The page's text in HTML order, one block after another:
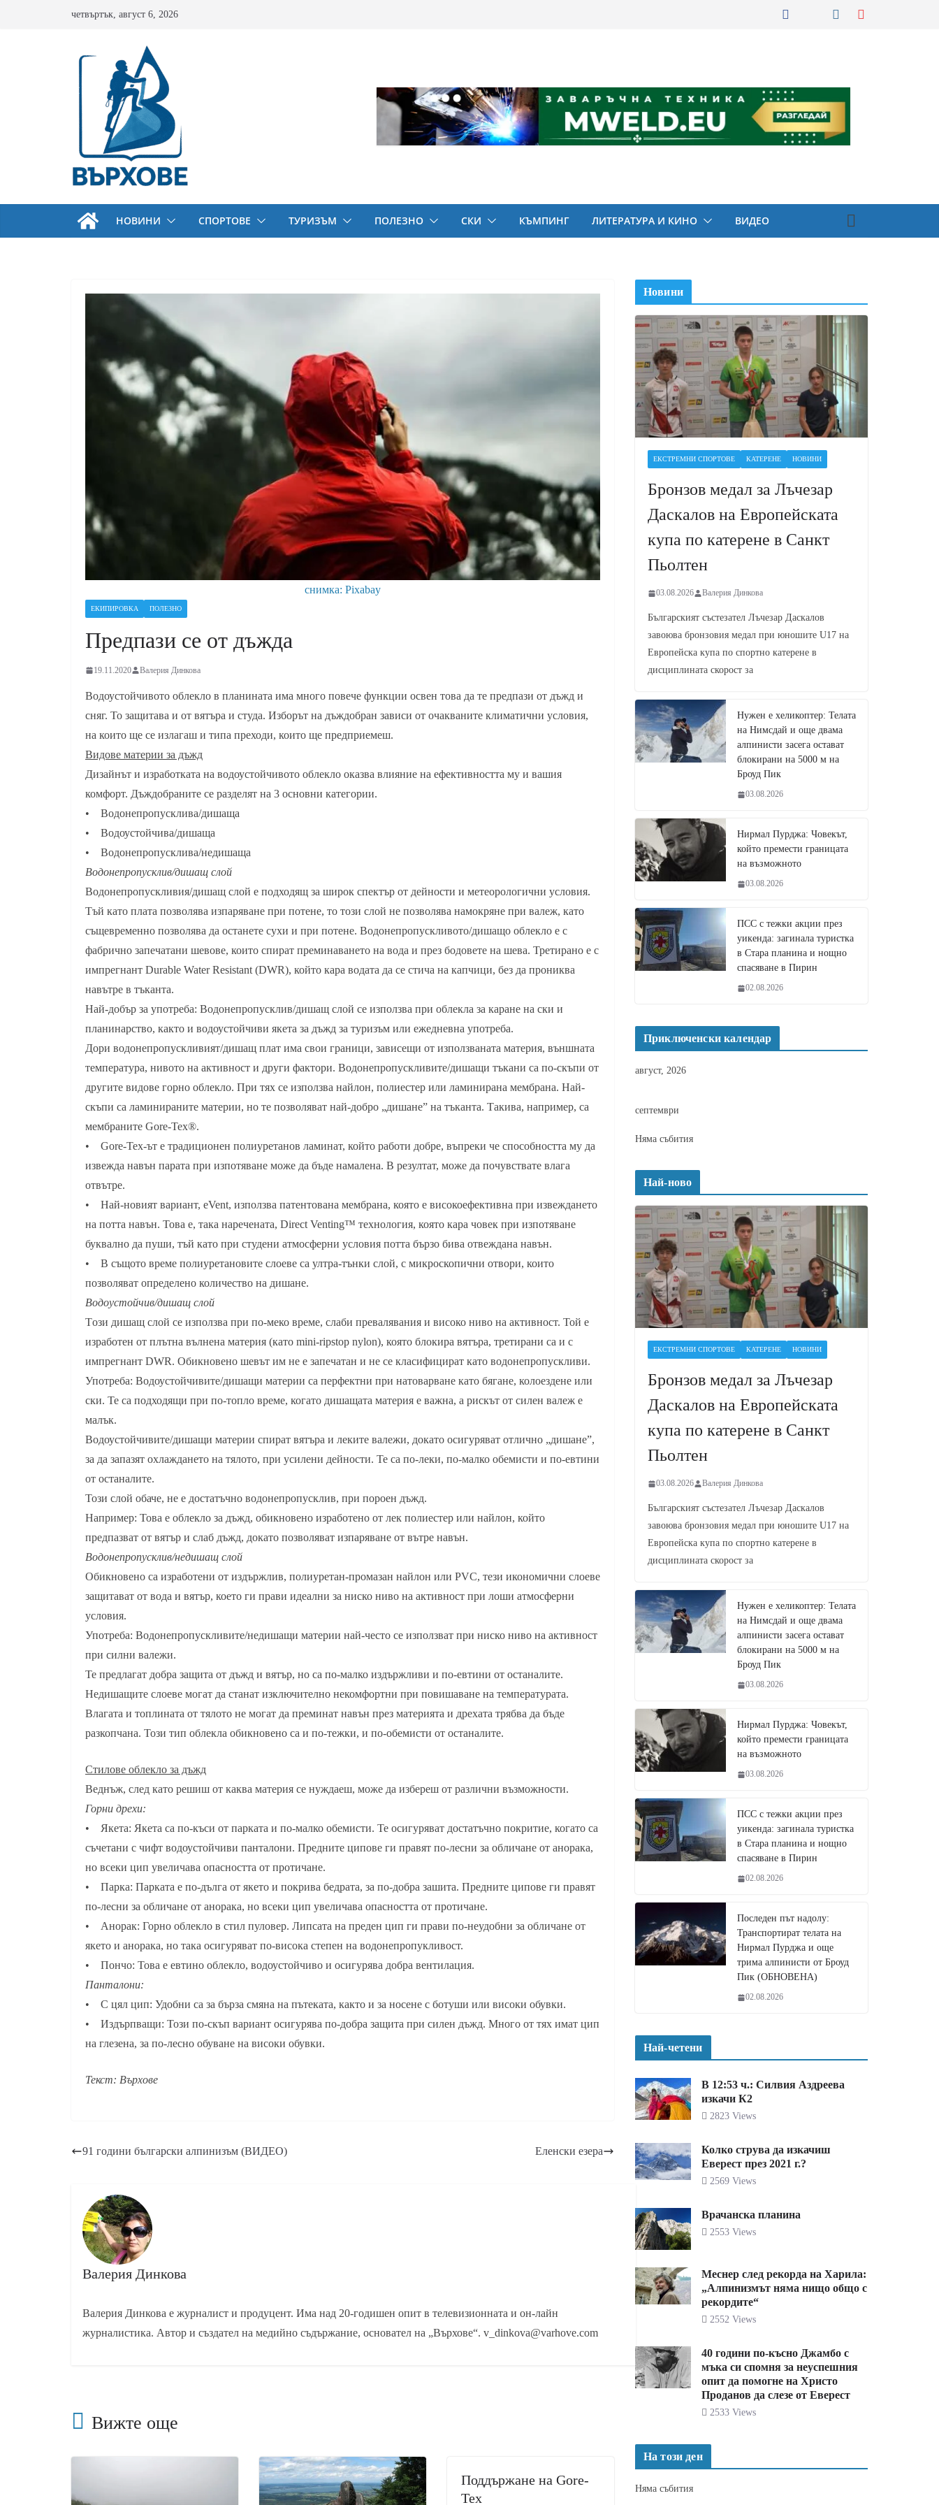
четвъртък, август 6, 2026
НОВИНИ СПОРТОВЕ ТУРИЗЪМ ПОЛЕЗНО СКИ КЪМПИНГ ЛИТЕРАТУРА И КИНО ВИДЕО
снимка: Pixabay
ЕКИПИРОВКА ПОЛЕЗНО
Предпази се от дъжда
19.11.2020 Валерия Динкова
Водоустойчивото облекло в планината има много повече функции освен това да те предпази от дъжд и
сняг. То защитава и от вятъра и студа. Изборът на дъждобран зависи от очакваните климатични условия,
на коитo ще се излагаш и типа преходи, които ще предприемеш.
Видове материи за дъжд
Дизайнът и изработката на водоустойчивото облекло оказва влияние на ефективността му и вашия
комфорт. Дъждобраните се разделят на 3 основни категории.
• Водонепропусклива/дишаща
• Водоустойчива/дишаща
• Водонепропусклива/недишаща
Водонепропусклив/дишащ слой
Водонепропускливия/дишащ слой е подходящ за широк спектър от дейности и метеорологични условия.
Тъй като плата позволява изпаряване при потене, то този слой не позволява намокряне при валеж, като
същевременно позволява да останете сухи и при потене. Водонепропускливото/дишащо облекло е с
фабрично запечатани шевове, които спират преминаването на вода и през бодовете на шева. Третирано е с
импрегнант Durable Water Resistant (DWR), който кара водата да се стича на капчици, без да прониква
навътре в тъканта.
Най-добър за употреба: Водонепропусклив/дишащ слой се използва при облекла за каране на ски и
планинарство, както и водоустойчиви якета за дъжд за туризъм или ежедневна употреба.
Дори водонепропускливият/дишащ плат има свои граници, зависещи от използваната материя, външната
температура, нивото на активност и други фактори. Водонепропускливите/дишащи тъкани са по-скъпи от
другите видове горно облекло. При тях се използва найлон, полиестер или ламинирана мембрана. Най-
скъпи са ламинираните материи, но те позволяват най-добро „дишане” на тъканта. Такива, например, са
мембраните Gore-Tex®.
• Gore-Tex-ът е традиционен полиуретанов ламинат, който работи добре, въпреки че способността му да
извежда навън парата при изпотяване може да бъде намалена. В резултат, може да почувствате влага
отвътре.
• Най-новият вариант, eVent, използва патентована мембрана, която е високоефективна при извеждането
на потта навън. Това е, така наречената, Direct Venting™ технология, която кара човек при изпотяване
буквално да пуши, тъй като при студени атмосферни условия потта бързо бива отвеждана навън.
• В същото време полиуретановите слоеве са ултра-тънки слой, с микроскопични отвори, които
позволяват определено количество на дишане.
Водоустойчив/дишащ слой
Tози дишащ слой се използва при по-меко време, слаби превалявания и високо ниво на активност. Той е
изработен от плътна вълнена материя (като mini-ripstop nylon), която блокира вятъра, третирани са и с
импрегнант DWR. Обикновено шевът им не е запечатан и не се класифицират като водонепропускливи.
Употреба: Водоустойчивите/дишащи материи са перфектни при натоварване като бягане, колоездене или
ски. Те са подходящи при по-топло време, когато дишащата материя е важна, а рискът от силен валеж е
малък.
Водоустойчивите/дишащи материи спират вятъра и леките валежи, докато осигуряват отлично „дишане”,
за да запазят охлаждането на тялото, при усилени дейности. Те са по-леки, по-малко обемисти и по-евтини
от останалите.
Този слой обаче, не е достатъчно водонепропусклив, при пороен дъжд.
Например: Това е облекло за дъжд, обикновено изработенo от лек полиестер или найлон, който
предпазват от вятър и слаб дъжд, докато позволяват изпаряване от вътре навън.
Водонепропусклив/недишащ слой
Обикновено са изработени от издържлив, полиуретан-промазан найлон или PVC, тези икономични слоеве
защитават от вода и вятър, което ги прави идеални за ниско ниво на активност при лоши атмосферни
условия.
Употреба: Водонепропускливите/недишащи материи най-често се използват при ниско ниво на активност
при силни валежи.
Те предлагат добра защита от дъжд и вятър, но са по-малко издържливи и по-евтини от останалите.
Недишащите слоеве могат да станат изключително некомфортни при повишаване на температурата.
Влагата и топлината от тялото не могат да преминат навън през материята и дрехата трябва да бъде
разкопчана. Този тип облекла обикновено са и по-тежки, и по-обемисти от останалите.
Стилове облекло за дъжд
Веднъж, след като решиш от каква материя се нуждаеш, може да избереш от различни възможности.
Горни дрехи:
• Якета: Якета са по-къси от парката и по-малко обемисти. Те осигуряват достатъчно покритие, когато са
съчетани с чифт водоустойчиви панталони. Предните ципове ги правят по-лесни за обличане от анорака,
но всеки цип увеличава опасността от протичане.
• Парка: Парката е по-дълга от якето и покрива бедрата, за по-добра зашита. Предните ципове ги правят
по-лесни за обличане от анорака, но всеки цип увеличава опасността от протичане.
• Анорак: Горно облекло в стил пуловер. Липсата на преден цип ги прави по-неудобни за обличане от
якето и анорака, но така осигуряват по-висока степен на водонепропукливост.
• Пончо: Това е евтино облекло, водоустойчиво и осигурява добра вентилация.
Панталони:
• С цял цип: Удобни са за бърза смяна на пътеката, както и за носене с ботуши или високи обувки.
• Издърпващи: Този по-скъп вариант осигурява по-добра защита при силен дъжд. Много от тях имат цип
на глезена, за по-лесно обуване на високи обувки.
Текст: Върхове
91 години български алпинизъм (ВИДЕО) Еленски езера
Валерия Динкова
Валерия Динкова е журналист и продуцент. Има над 20-годишен опит в телевизионната и он-лайн
журналистика. Автор и създател на медийно съдържание, основател на „Върхове“. v_dinkova@varhove.com
Вижте още
Поддържане на Gore-
Tex
Новини
ЕКСТРЕМНИ СПОРТОВЕ КАТЕРЕНЕ НОВИНИ
Бронзов медал за Лъчезар
Даскалов на Европейската
купа по катерене в Санкт
Пьолтен
03.08.2026 Валерия Динкова
Българският състезател Лъчезар Даскалов
завоюва бронзовия медал при юношите U17 на
Европейска купа по спортно катерене в
дисциплината скорост за
Нужен е хеликоптер: Телата
на Нимсдай и още двама
алпинисти засега остават
блокирани на 5000 м на
Броуд Пик
03.08.2026
Нирмал Пурджа: Човекът,
който премести границата
на възможното
03.08.2026
ПСС с тежки акции през
уикенда: загинала туристка
в Стара планина и нощно
спасяване в Пирин
02.08.2026
Приключенски календар
август, 2026
септември
Няма събития
Най-ново
ЕКСТРЕМНИ СПОРТОВЕ КАТЕРЕНЕ НОВИНИ
Бронзов медал за Лъчезар
Даскалов на Европейската
купа по катерене в Санкт
Пьолтен
03.08.2026 Валерия Динкова
Българският състезател Лъчезар Даскалов
завоюва бронзовия медал при юношите U17 на
Европейска купа по спортно катерене в
дисциплината скорост за
Нужен е хеликоптер: Телата
на Нимсдай и още двама
алпинисти засега остават
блокирани на 5000 м на
Броуд Пик
03.08.2026
Нирмал Пурджа: Човекът,
който премести границата
на възможното
03.08.2026
ПСС с тежки акции през
уикенда: загинала туристка
в Стара планина и нощно
спасяване в Пирин
02.08.2026
Последен път надолу:
Транспортират телата на
Нирмал Пурджа и още
трима алпинисти от Броуд
Пик (ОБНОВЕНА)
02.08.2026
Най-четени
В 12:53 ч.: Силвия Аздреева
изкачи К2
2823 Views
Колко струва да изкачиш
Еверест през 2021 г.?
2569 Views
Врачанска планина
2553 Views
Меснер след рекорда на Харила:
„Алпинизмът няма нищо общо с
рекордите“
2552 Views
40 години по-късно Джамбо с
мъка си спомня за неуспешния
опит да помогне на Христо
Проданов да слезе от Еверест
2533 Views
На този ден
Няма събития